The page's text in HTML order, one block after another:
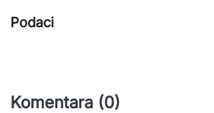
Podaci
Komentara (0)